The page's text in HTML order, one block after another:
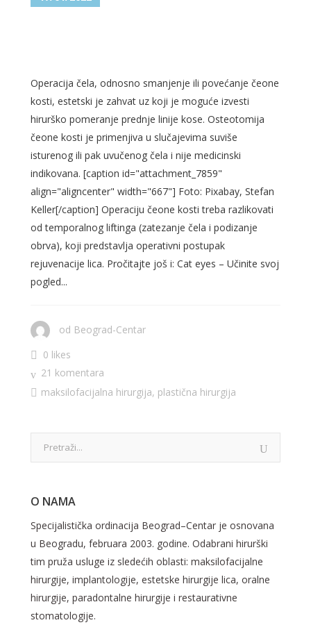
Operacija čela, odnosno smanjenje ili povećanje čeone
kosti, estetski je zahvat uz koji je moguće izvesti
hirurško pomeranje prednje linije kose. Osteotomija
čeone kosti je primenjiva u slučajevima suviše
isturenog ili pak uvučenog čela i nije medicinski
indikovana. [caption id="attachment_7859"
align="aligncenter" width="667"] Foto: Pixabay, Stefan
Keller[/caption] Operaciju čeone kosti treba razlikovati
od temporalnog liftinga (zatezanje čela i podizanje
obrva), koji predstavlja operativni postupak
rejuvenacije lica. Pročitajte još i: Cat eyes – Učinite svoj
pogled...
od Beograd-Centar
0 likes
21 komentara
maksilofacijalna hirurgija, plastična hirurgija
O NAMA
Specijalistička ordinacija Beograd–Centar je osnovana
u Beogradu, februara 2003. godine. Odabrani hirurški
tim pruža usluge iz sledećih oblasti: maksilofacijalne
hirurgije, implantologije, estetske hirurgije lica, oralne
hirurgije, paradontalne hirurgije i restaurativne
stomatologije.